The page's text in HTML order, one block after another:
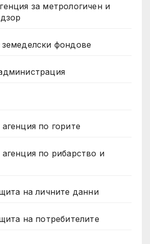
за метрологичен и
фондове
по горите
по рибарство и
на личните данни
на потребителите